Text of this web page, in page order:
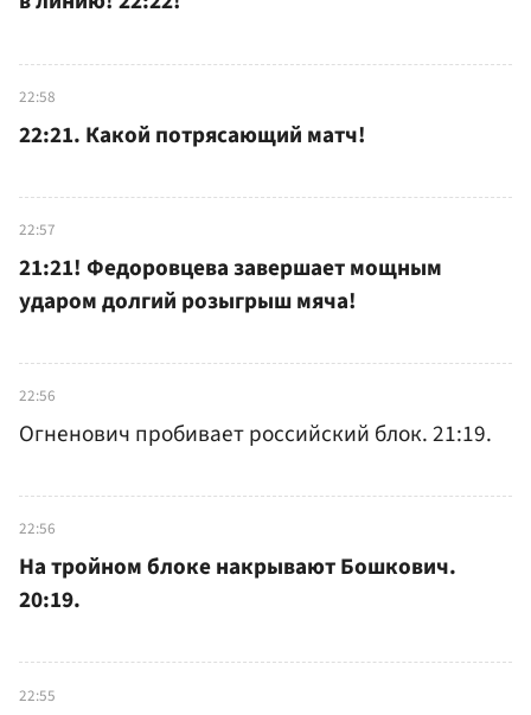
22:58
22:21. Какой потрясающий матч!
22:57
21:21! Федоровцева завершает мощным
ударом долгий розыгрыш мяча!
22:56
Огненович пробивает российский блок. 21:19.
22:56
На тройном блоке накрывают Бошкович.
20:19.
22:55